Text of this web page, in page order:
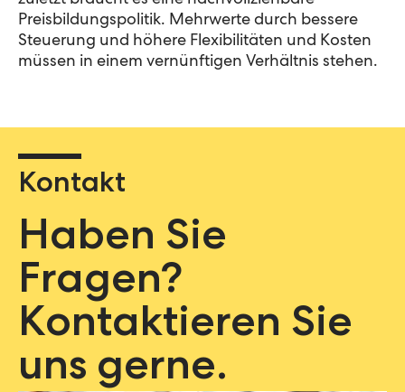
Preisbildungspolitik. Mehrwerte durch bessere
Steuerung und höhere Flexibilitäten und Kosten
müssen in einem vernünftigen Verhältnis stehen.
Kontakt
Haben Sie
Fragen?
Kontaktieren Sie
uns gerne.